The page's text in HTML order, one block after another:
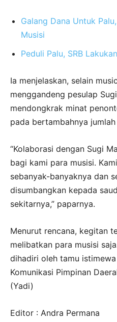
Galang Dana Untuk
Musisi
Peduli Palu, SRB
Ia menjelaskan, selain
menggandeng pesulap
mendongkrak minat
pada bertambahnya
“Kolaborasi dengan Sugi
bagi kami para musisi.
sebanyak-banyaknya dan
disumbangkan kepada
sekitarnya,” paparnya.
Menurut rencana, kegitan
melibatkan para musisi
dihadiri oleh tamu
Komunikasi Pimpinan
(Yadi)
Editor : Andra Permana